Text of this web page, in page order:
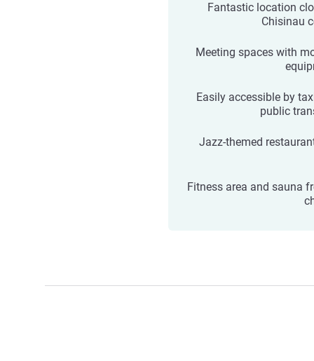
Fantastic location
Chisinau
Meeting spaces with
Easily accessible by
public
Jazz-themed
Fitness area and sauna